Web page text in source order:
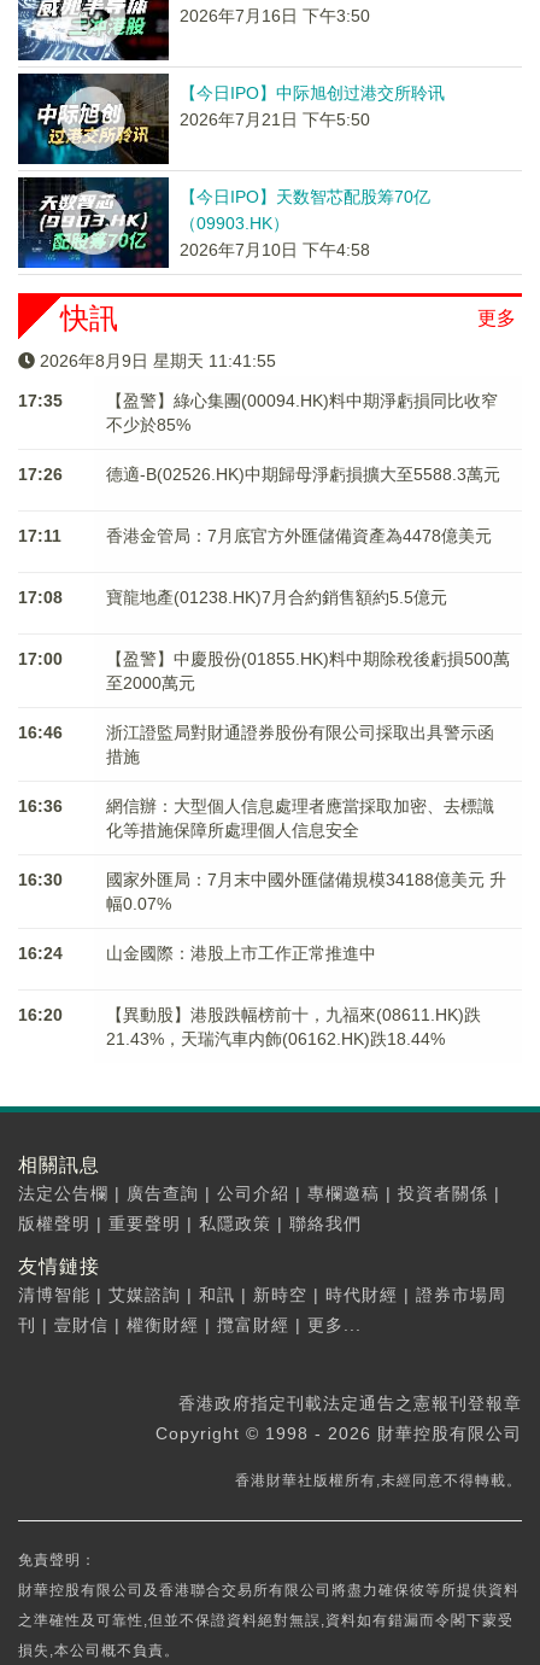
2026年7月16日 下午3:50
【今日IPO】中际旭创过港交所聆讯
2026年7月21日 下午5:50
【今日IPO】天数智芯配股筹70亿
（09903.HK）
2026年7月10日 下午4:58
更多
快訊
2026年8月9日 星期天 11:41:55
17:35
【盈警】綠心集團(00094.HK)料中期淨虧損同比收窄
不少於85%
17:26 德適-B(02526.HK)中期歸母淨虧損擴大至5588.3萬元
17:11 香港金管局：7月底官方外匯儲備資產為4478億美元
17:08 寶龍地產(01238.HK)7月合約銷售額約5.5億元
17:00
【盈警】中慶股份(01855.HK)料中期除稅後虧損500萬
至2000萬元
16:46
浙江證監局對財通證券股份有限公司採取出具警示函
措施
16:36
網信辦：大型個人信息處理者應當採取加密、去標識
化等措施保障所處理個人信息安全
16:30
國家外匯局：7月末中國外匯儲備規模34188億美元 升
幅0.07%
16:24 山金國際：港股上市工作正常推進中
16:20
【異動股】港股跌幅榜前十，九福來(08611.HK)跌
21.43%，天瑞汽車内飾(06162.HK)跌18.44%
相關訊息
法定公告欄 | 廣告查詢 | 公司介紹 | 專欄邀稿 | 投資者關係 |
版權聲明 | 重要聲明 | 私隱政策 | 聯絡我們
友情鏈接
清博智能 | 艾媒諮詢 | 和訊 | 新時空 | 時代財經 | 證券市場周
刊
| 壹財信 | 權衡財經 | 攬富財經 | 更多...
香港政府指定刊載法定通告之憲報刊登報章
Copyright © 1998 - 2026 財華控股有限公司
香港財華社版權所有,未經同意不得轉載。
免責聲明：
財華控股有限公司及香港聯合交易所有限公司將盡力確保彼等所提供資料
之準確性及可靠性,但並不保證資料絕對無誤,資料如有錯漏而令閣下蒙受
損失,本公司概不負責。